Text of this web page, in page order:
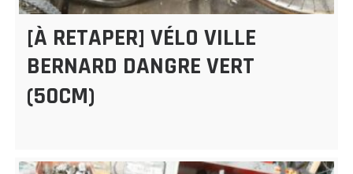
[À RETAPER] VÉLO VILLE
BERNARD DANGRE VERT
(50CM)